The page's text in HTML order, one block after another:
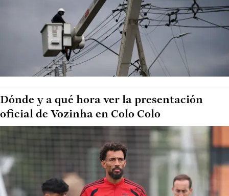
Dónde y a qué hora ver la presentación
oficial de Vozinha en Colo Colo